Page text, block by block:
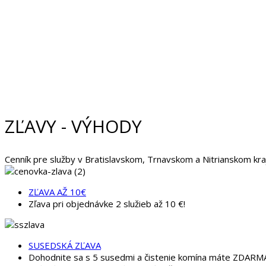
ZĽAVY - VÝHODY
Cenník pre služby v Bratislavskom, Trnavskom a Nitrianskom
ZĽAVA AŽ 10€
Zľava pri objednávke 2 služieb až 10 €!
SUSEDSKÁ ZĽAVA
Dohodnite sa s 5 susedmi a čistenie komína máte